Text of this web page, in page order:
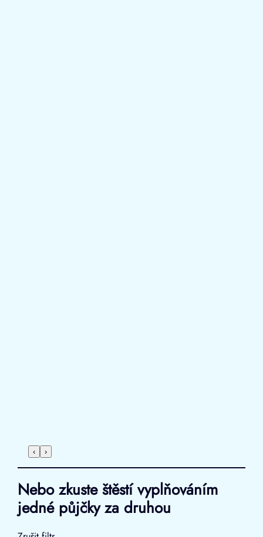
‹ ›
Nebo zkuste štěstí vyplňováním
jedné půjčky za druhou